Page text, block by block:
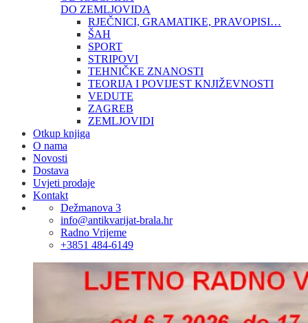
DO ZEMLJOVIDA
RJEČNICI, GRAMATIKE, PRAVOPISI…
ŠAH
SPORT
STRIPOVI
TEHNIČKE ZNANOSTI
TEORIJA I POVIJEST KNJIŽEVNOSTI
VEDUTE
ZAGREB
ZEMLJOVIDI
Otkup knjiga
O nama
Novosti
Dostava
Uvjeti prodaje
Kontakt
Dežmanova 3
info@antikvarijat-brala.hr
Radno Vrijeme
+3851 484-6149